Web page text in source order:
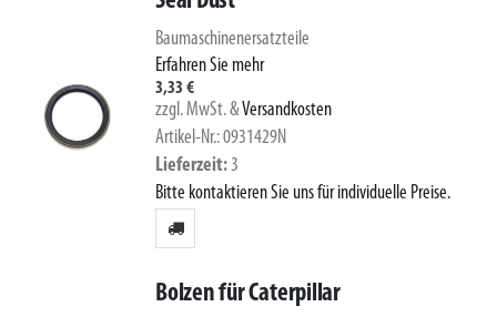
Baumaschinenersatzteile
Erfahren Sie mehr
3,33 €
zzgl. MwSt.&Versandkosten
Artikel-Nr.: 0931429N
Lieferzeit 3
Bitte kontaktieren Sie uns für individuelle Preise.
Bolzen für Caterpillar